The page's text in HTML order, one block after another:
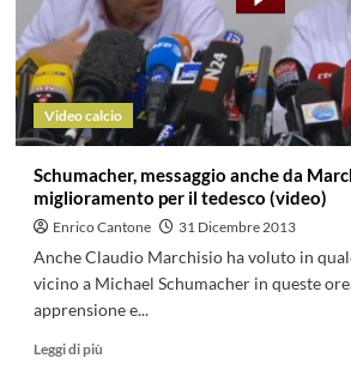
Video calcio
Schumacher, messaggio anche da
miglioramento per il tedesco (video)
Enrico Cantone 31 Dicembre 2013
Anche Claudio Marchisio ha voluto in
vicino a Michael Schumacher in queste
apprensione e...
Leggi di più